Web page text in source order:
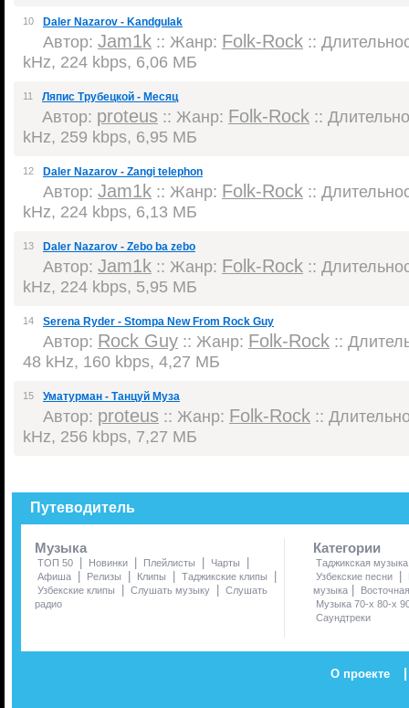
10 Daler Nazarov - Kandgulak
Автор: Jam1k :: Жанр: Folk-Rock ::
kHz, 224 kbps, 6,06 МБ
11 Ляпис Трубецкой - Месяц
Автор: proteus :: Жанр: Folk-Rock ::
kHz, 259 kbps, 6,95 МБ
12 Daler Nazarov - Zangi telephon
Автор: Jam1k :: Жанр: Folk-Rock ::
kHz, 224 kbps, 6,13 МБ
13 Daler Nazarov - Zebo ba zebo
Автор: Jam1k :: Жанр: Folk-Rock ::
kHz, 224 kbps, 5,95 МБ
14 Serena Ryder - Stompa New From Rock Guy
Автор: Rock Guy :: Жанр: Folk-Rock ::
48 kHz, 160 kbps, 4,27 МБ
15 Уматурман - Танцуй Муза
Автор: proteus :: Жанр: Folk-Rock ::
kHz, 256 kbps, 7,27 МБ
Путеводитель
Музыка
ТОП 50 Новинки Плейлисты Чарты
Афиша Релизы Клипы Таджикские клипы
Узбекские клипы Слушать музыку
Слушать
радио
Категории
Таджикская музыка
Узбекские песни
музыка
Музыка 70-х 80-х
Саундтреки
О проекте |